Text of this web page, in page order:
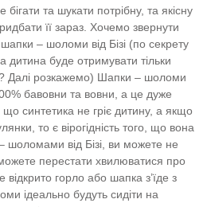
та шукати потрібну, та якісну
її зараз. Хочемо звернути
– шоломи від Бізі (по секрету
буде отримувати тільки
Далі розкажемо) Шапки – шоломи
бавовни та вовни, а це дуже
синтетика не гріє дитину, а якщо
то є вірогідність того, що вона
від Бізі, ви можете не
перестати хвилюватися про
горло або шапка з’їде з
ідеально будуть сидіти на